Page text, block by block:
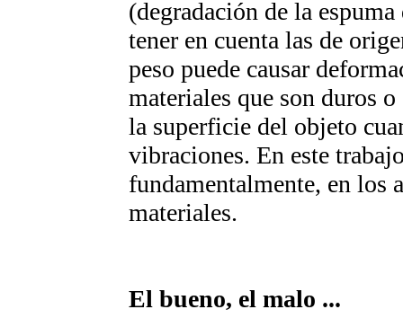
(degradación de la
tener en cuenta las de
peso puede causar
materiales que son duros
la superficie del objeto
vibraciones. En este
fundamentalmente, en los
materiales.
El bueno, el malo ...